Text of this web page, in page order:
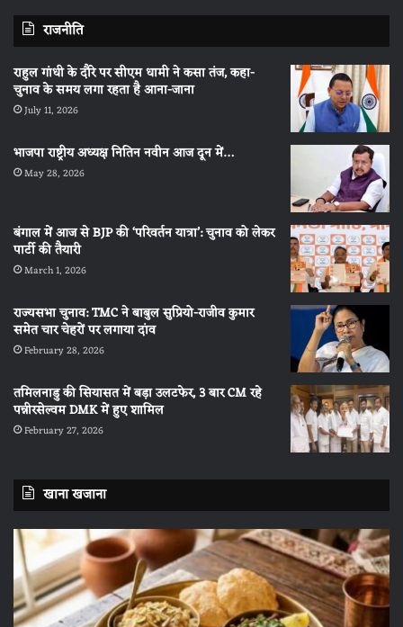
राजनीति
राहुल गांधी के दौरे पर सीएम धामी ने कसा तंज, कहा-
चुनाव के समय लगा रहता है आना-जाना
July 11, 2026
भाजपा राष्ट्रीय अध्यक्ष नितिन नवीन आज दून में…
May 28, 2026
बंगाल में आज से BJP की ‘परिवर्तन यात्रा’: चुनाव को लेकर
पार्टी की तैयारी
March 1, 2026
राज्यसभा चुनाव: TMC ने बाबुल सुप्रियो-राजीव कुमार
समेत चार चेहरों पर लगाया दांव
February 28, 2026
तमिलनाडु की सियासत में बड़ा उलटफेर, 3 बार CM रहे
पन्नीरसेल्वम DMK में हुए शामिल
February 27, 2026
खाना खजाना